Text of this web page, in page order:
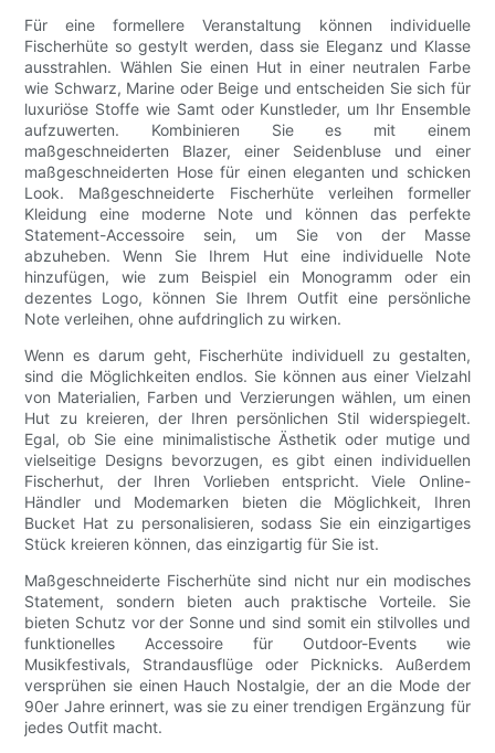
Für eine formellere Veranstaltung können individuelle
Fischerhüte so gestylt werden, dass sie Eleganz und Klasse
ausstrahlen. Wählen Sie einen Hut in einer neutralen Farbe
wie Schwarz, Marine oder Beige und entscheiden Sie sich für
luxuriöse Stoffe wie Samt oder Kunstleder, um Ihr Ensemble
aufzuwerten. Kombinieren Sie es mit einem
maßgeschneiderten Blazer, einer Seidenbluse und einer
maßgeschneiderten Hose für einen eleganten und schicken
Look. Maßgeschneiderte Fischerhüte verleihen formeller
Kleidung eine moderne Note und können das perfekte
Statement-Accessoire sein, um Sie von der Masse
abzuheben. Wenn Sie Ihrem Hut eine individuelle Note
hinzufügen, wie zum Beispiel ein Monogramm oder ein
dezentes Logo, können Sie Ihrem Outfit eine persönliche
Note verleihen, ohne aufdringlich zu wirken.
Wenn es darum geht, Fischerhüte individuell zu gestalten,
sind die Möglichkeiten endlos. Sie können aus einer Vielzahl
von Materialien, Farben und Verzierungen wählen, um einen
Hut zu kreieren, der Ihren persönlichen Stil widerspiegelt.
Egal, ob Sie eine minimalistische Ästhetik oder mutige und
vielseitige Designs bevorzugen, es gibt einen individuellen
Fischerhut, der Ihren Vorlieben entspricht. Viele Online-
Händler und Modemarken bieten die Möglichkeit, Ihren
Bucket Hat zu personalisieren, sodass Sie ein einzigartiges
Stück kreieren können, das einzigartig für Sie ist.
Maßgeschneiderte Fischerhüte sind nicht nur ein modisches
Statement, sondern bieten auch praktische Vorteile. Sie
bieten Schutz vor der Sonne und sind somit ein stilvolles und
funktionelles Accessoire für Outdoor-Events wie
Musikfestivals, Strandausflüge oder Picknicks. Außerdem
versprühen sie einen Hauch Nostalgie, der an die Mode der
90er Jahre erinnert, was sie zu einer trendigen Ergänzung für
jedes Outfit macht.